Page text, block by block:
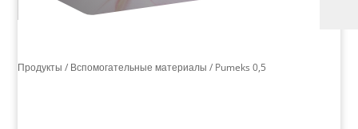
Продукты / Вспомогательные материалы / Pumeks 0,5